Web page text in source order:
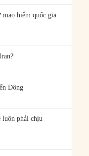
hiểm quốc gia
Đông
luôn phải chịu